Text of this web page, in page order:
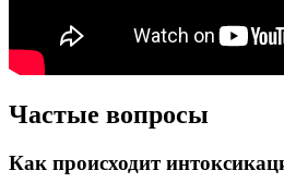
Частые вопросы
Как происходит